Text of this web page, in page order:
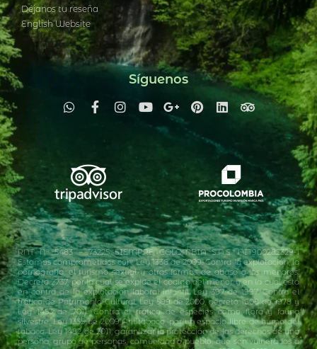
Déjanos tu reseña
English Website
Síguenos
RNT N° 5483 – 73225 SIEMPRE COLOMBIA S.A.S. NIT900282329-1
Estamos comprometidos con: Ley 1336 de 2009. Contra la explotación, la
pornografía, el turismo sexual y otras formas de abuso a los menores.
Decreto 2737, por la cual se expide el código del menor y en la cual está
en contra de la explotación laboral infantil. Ley 397 de 1997. Contra el
tráfico de Patrimonio Cultural. Ley 599 de 2000, decreto 1608 de 1978 y
Ley 1453 de 2011. Contra el tráfico de especies como flora y fauna
silvestre. Ley 1335 de 2009 Antitabaco, por un espacio libre de humo del
tabaco. Ley 1482 de 2011, garantizar la protección de los derechos de una
persona, grupo de personas, comunidad o pueblo, que son vulnerados a